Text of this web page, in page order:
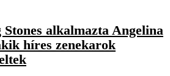
alkalmazta Angelina
híres zenekarok